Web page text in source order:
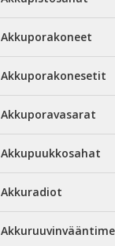
Akkuporakoneet
Akkuporakonesetit
Akkuporavasarat
Akkupuukkosahat
Akkuradiot